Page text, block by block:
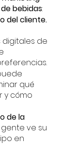
bebidas:
del cliente.
de
qué
y cómo
de la
ve su
en